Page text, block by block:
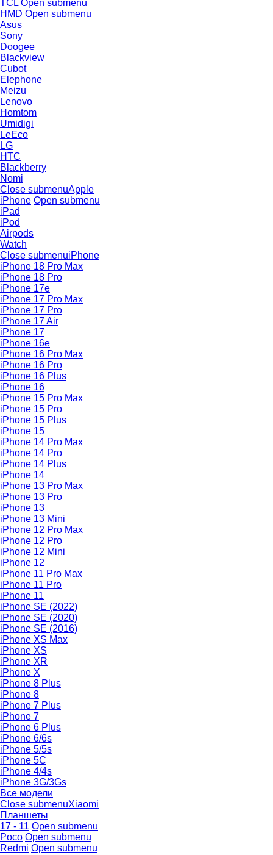
TCL Open submenu
HMD Open submenu
Asus
Sony
Doogee
Blackview
Cubot
Elephone
Meizu
Lenovo
Homtom
Umidigi
LeEco
LG
HTC
Blackberry
Nomi
Close submenuApple
iPhone Open submenu
iPad
iPod
Airpods
Watch
Close submenuiPhone
iPhone 18 Pro Max
iPhone 18 Pro
iPhone 17e
iPhone 17 Pro Max
iPhone 17 Pro
iPhone 17 Air
iPhone 17
iPhone 16e
iPhone 16 Pro Max
iPhone 16 Pro
iPhone 16 Plus
iPhone 16
iPhone 15 Pro Max
iPhone 15 Pro
iPhone 15 Plus
iPhone 15
iPhone 14 Pro Max
iPhone 14 Pro
iPhone 14 Plus
iPhone 14
iPhone 13 Pro Max
iPhone 13 Pro
iPhone 13
iPhone 13 Mini
iPhone 12 Pro Max
iPhone 12 Pro
iPhone 12 Mini
iPhone 12
iPhone 11 Pro Max
iPhone 11 Pro
iPhone 11
iPhone SE (2022)
iPhone SE (2020)
iPhone SE (2016)
iPhone XS Max
iPhone XS
iPhone XR
iPhone X
iPhone 8 Plus
iPhone 8
iPhone 7 Plus
iPhone 7
iPhone 6 Plus
iPhone 6/6s
iPhone 5/5s
iPhone 5C
iPhone 4/4s
iPhone 3G/3Gs
Все модели
Close submenuXiaomi
Планшеты
17 - 11 Open submenu
Poco Open submenu
Redmi Open submenu